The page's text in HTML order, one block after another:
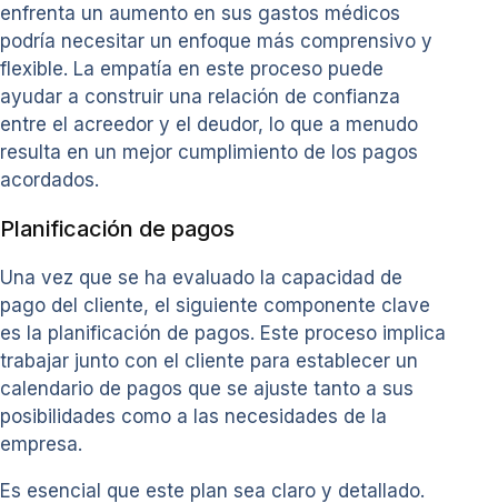
enfrenta un aumento en sus gastos médicos
podría necesitar un enfoque más comprensivo y
flexible. La empatía en este proceso puede
ayudar a construir una relación de confianza
entre el acreedor y el deudor, lo que a menudo
resulta en un mejor cumplimiento de los pagos
acordados.
Planificación de pagos
Una vez que se ha evaluado la capacidad de
pago del cliente, el siguiente componente clave
es la planificación de pagos. Este proceso implica
trabajar junto con el cliente para establecer un
calendario de pagos que se ajuste tanto a sus
posibilidades como a las necesidades de la
empresa.
Es esencial que este plan sea claro y detallado.